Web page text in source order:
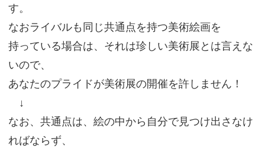
す。
なおライバルも同じ共通点を持つ美術絵画を
持っている場合は、それは珍しい美術展とは言えな
いので、
あなたのプライドが美術展の開催を許しません！
↓
なお、共通点は、絵の中から自分で見つけ出さなけ
ればならず、